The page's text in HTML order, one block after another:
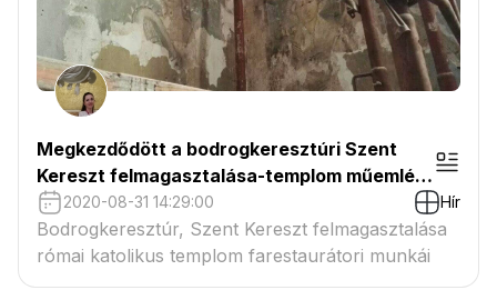
Megkezdődött a bodrogkeresztúri Szent
Kereszt felmagasztalása-templom műemléki
helyreállítása (2020-2021)
2020-08-31 14:29:00 Hír
Bodrogkeresztúr, Szent Kereszt felmagasztalása
római katolikus templom farestaurátori munkái